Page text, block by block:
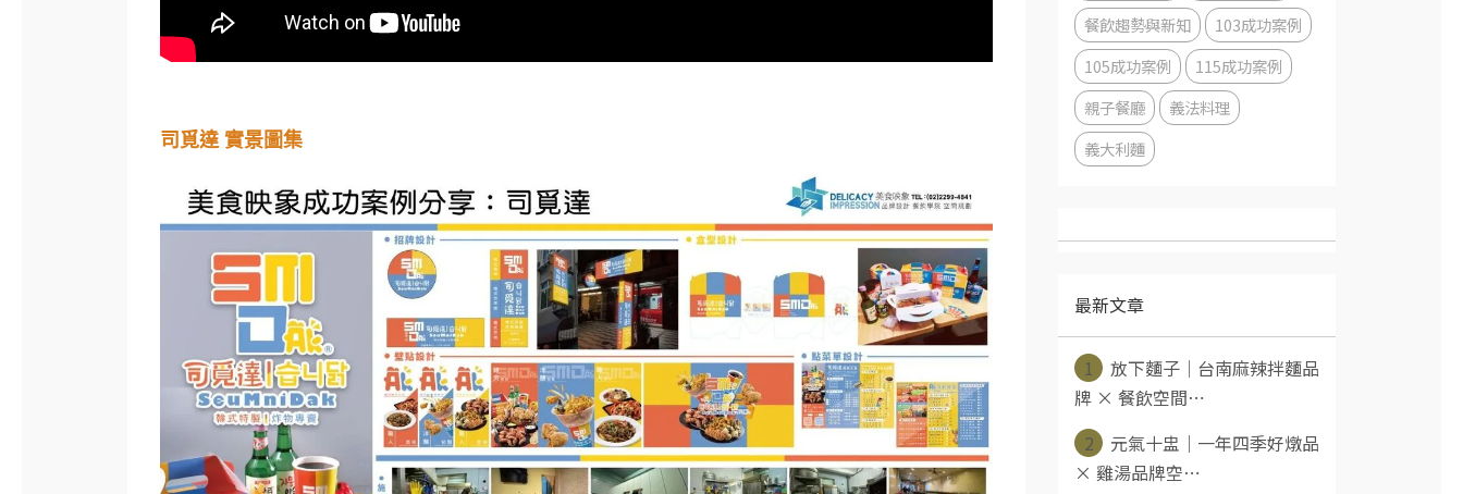
司覓達 實景圖集
餐飲趨勢與新知
103成功案例
105成功案例
115成功案例
親子餐廳
義法料理
義大利麵
最新文章
1
放下麵子｜台南麻辣拌麵品
牌 × 餐飲空間⋯
2
元氣十盅｜一年四季好燉品
× 雞湯品牌空⋯